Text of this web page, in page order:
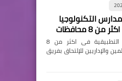
التكنولوجيا
8 محافظات
وظائف خالية بمدارس التكنولوجيا التطبيقية فى اكثر من 8
والإداريين للإلتحاق بفريق